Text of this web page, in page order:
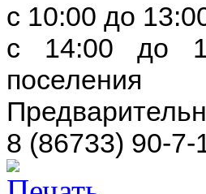
с 10:00 до
с 14:00 до
поселения
8 (86733) 90-7-